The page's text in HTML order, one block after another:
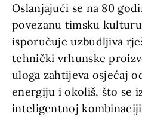
Oslanjajući se na 80
povezanu timsku
isporučuje uzbudljiva
tehnički vrhunske
uloga zahtijeva osjećaj
energiju i okoliš, što se
inteligentnoj